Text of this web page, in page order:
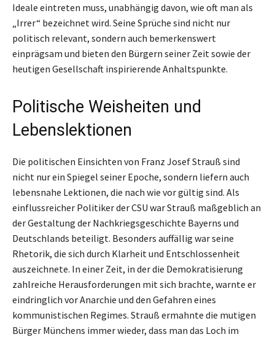
Ideale eintreten muss, unabhängig davon, wie oft man als
„Irrer“ bezeichnet wird. Seine Sprüche sind nicht nur
politisch relevant, sondern auch bemerkenswert
einprägsam und bieten den Bürgern seiner Zeit sowie der
heutigen Gesellschaft inspirierende Anhaltspunkte.
Politische Weisheiten und
Lebenslektionen
Die politischen Einsichten von Franz Josef Strauß sind
nicht nur ein Spiegel seiner Epoche, sondern liefern auch
lebensnahe Lektionen, die nach wie vor gültig sind. Als
einflussreicher Politiker der CSU war Strauß maßgeblich an
der Gestaltung der Nachkriegsgeschichte Bayerns und
Deutschlands beteiligt. Besonders auffällig war seine
Rhetorik, die sich durch Klarheit und Entschlossenheit
auszeichnete. In einer Zeit, in der die Demokratisierung
zahlreiche Herausforderungen mit sich brachte, warnte er
eindringlich vor Anarchie und den Gefahren eines
kommunistischen Regimes. Strauß ermahnte die mutigen
Bürger Münchens immer wieder, dass man das Loch im